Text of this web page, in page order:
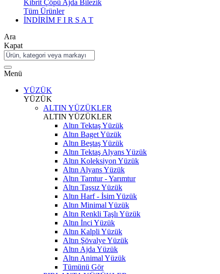
Kibrit Çöpü Ajda Bilezik
Tüm Ürünler
İNDİRİM F I R S A T
Ara
Kapat
Menü
YÜZÜK
YÜZÜK
ALTIN YÜZÜKLER
ALTIN YÜZÜKLER
Altın Tektaş Yüzük
Altın Baget Yüzük
Altın Beştaş Yüzük
Altın Tektaş Alyans Yüzük
Altın Koleksiyon Yüzük
Altın Alyans Yüzük
Altın Tamtur - Yarımtur
Altın Taşsız Yüzük
Altın Harf - İsim Yüzük
Altın Minimal Yüzük
Altın Renkli Taşlı Yüzük
Altın İnci Yüzük
Altın Kalpli Yüzük
Altın Şövalye Yüzük
Altın Ajda Yüzük
Altın Animal Yüzük
Tümünü Gör